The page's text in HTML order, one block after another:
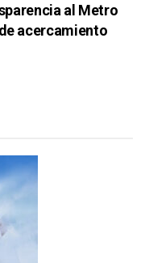
al Metro
acercamiento